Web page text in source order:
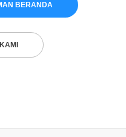
BERANDA